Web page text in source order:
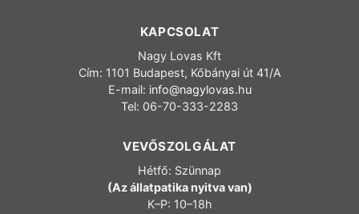
KAPCSOLAT
Nagy Lovas Kft
Cím: 1101 Budapest, Kőbányai út 41/A
E-mail: info@nagylovas.hu
Tel: 06-70-333-2283
VEVŐSZOLGÁLAT
Hétfő: Szünnap
(Az állatpatika nyitva van)
K–P: 10–18h